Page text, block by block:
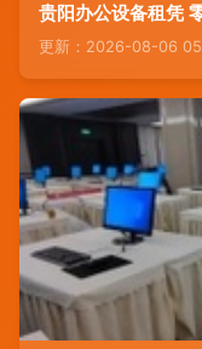
贵阳办公设备租凭
更新：2026-08-06